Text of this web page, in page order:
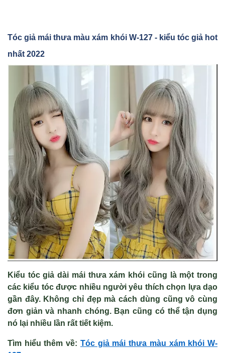
Tóc giả mái thưa màu xám khói W-127 - kiểu tóc giả hot
nhất 2022
Kiểu tóc giả dài mái thưa xám khói cũng là một trong
các kiểu tóc được nhiều người yêu thích chọn lựa dạo
gần đây. Không chỉ đẹp mà cách dùng cũng vô cùng
đơn giản và nhanh chóng. Bạn cũng có thể tận dụng
nó lại nhiều lần rất tiết kiệm.
Tìm hiểu thêm về: Tóc giả mái thưa màu xám khói W-